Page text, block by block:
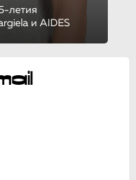
летия
и AIDES